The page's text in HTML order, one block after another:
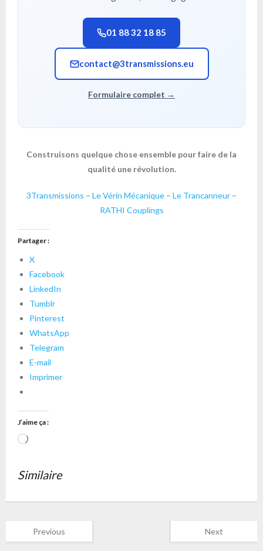
01 88 32 18 85
contact@3transmissions.eu
Formulaire complet →
Construisons quelque chose ensemble pour faire de la
qualité une révolution.
3Transmissions – Le Vérin Mécanique – Le Trancanneur –
RATHI Couplings
Partager :
X
Facebook
LinkedIn
Tumblr
Pinterest
WhatsApp
Telegram
E-mail
Imprimer
J’aime ça :
Chargement…
Similaire
Previous Next